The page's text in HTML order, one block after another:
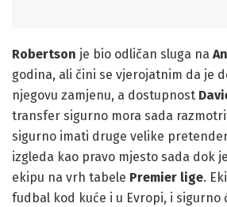
Robertson je bio odličan sluga na
godina, ali čini se vjerojatnim da je
njegovu zamjenu, a dostupnost
transfer sigurno mora sada
sigurno imati druge velike
izgleda kao pravo mjesto sada dok je
ekipu na vrh tabele Premier lige.
fudbal kod kuće i u Evropi, i sigurno